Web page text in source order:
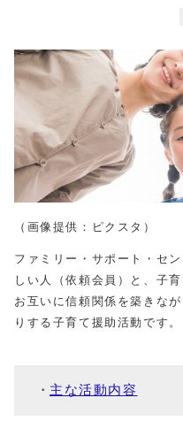
（画像提供：ピクスタ）
ファミリー・サポート・セ
しい人（依頼会員）と、子
お互いに信頼関係を築きな
りする子育て援助活動です。
主な活動内容